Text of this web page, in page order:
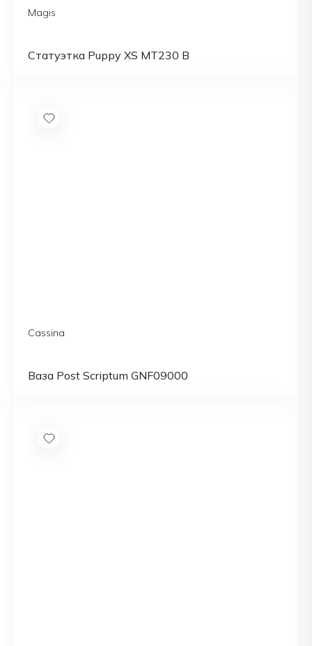
Magis
Статуэтка Puppy XS MT230 B
Cassina
Ваза Post Scriptum GNF09000